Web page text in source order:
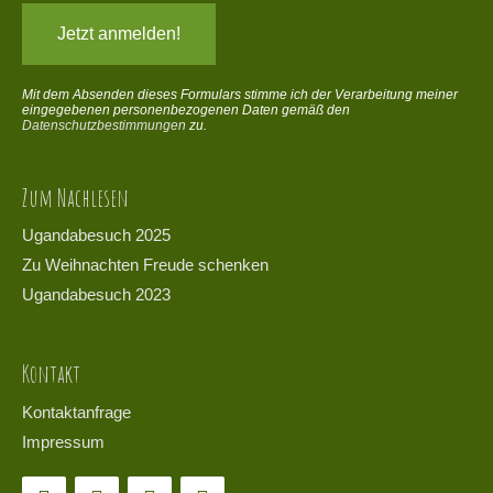
Mit dem Absenden dieses Formulars stimme ich der Verarbeitung meiner
eingegebenen personenbezogenen Daten gemäß den
Datenschutzbestimmungen zu.
Zum Nachlesen
Ugandabesuch 2025
Zu Weihnachten Freude schenken
Ugandabesuch 2023
Kontakt
Kontaktanfrage
Impressum